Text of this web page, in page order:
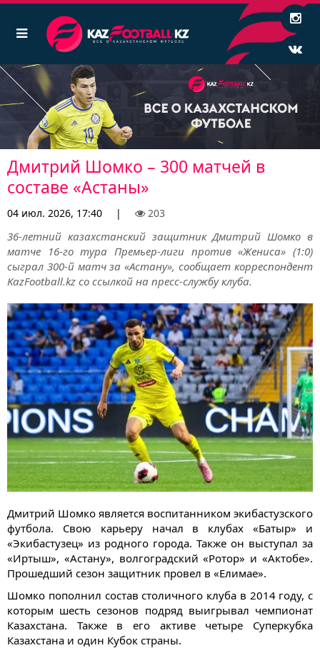
Дмитрий Шомко – 300 матчей в
составе «Астаны»
04 июл. 2026, 17:40 | 203
36-летний казахстанский защитник Дмитрий Шомко в
матче 16-го тура Премьер-лиги против «Жениса» (1:0)
сыграл 300-й матч за «Астану», сообщает корреспондент
KazFootball.kz со ссылкой на пресс-службу клуба.
Дмитрий Шомко является воспитанником экибастузского
футбола. Свою карьеру начал в клубах «Батыр» и
«Экибастузец» из родного города. Также он выступал за
«Иртыш», «Астану», волгоградский «Ротор» и «Актобе».
Прошедший сезон защитник провел в «Елимае».
Шомко пополнил состав столичного клуба в 2014 году, с
которым шесть сезонов подряд выигрывал чемпионат
Казахстана. Также в его активе четыре Суперкубка
Казахстана и один Кубок страны.